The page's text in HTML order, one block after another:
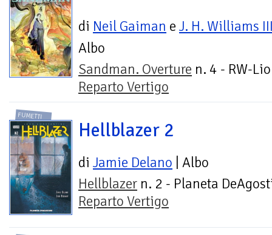
di Neil Gaiman e J. H. Williams
Albo
Sandman. Overture n. 4 - RW-
Reparto Vertigo
FUMETTI
Hellblazer 2
di Jamie Delano | Albo
Hellblazer n. 2 - Planeta
Reparto Vertigo